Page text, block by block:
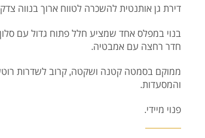
דירת גן אותנטית להשכרה לטווח ארוך בנווה
בנוי במפלס אחד שמציע חלל פתוח גדול עם
חדר רחצה עם אמבטיה.
ממוקם בסמטה קטנה ושקטה, קרוב לשדרות
והמסעדות.
פנוי מיידי.